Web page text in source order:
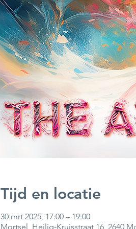
Tijd en locatie
30 mrt 2025, 17:00 – 19:00
Mortsel, Heilig-Kruisstraat 16, 2640